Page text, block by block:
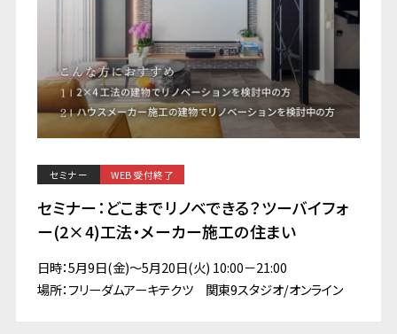
セミナー WEB受付終了
セミナー：どこまでリノベできる？ツーバイフォ
ー(2×4)工法・メーカー施工の住まい
日時：5月9日(金)～5月20日(火) 10:00－21:00
場所：フリーダムアーキテクツ 関東9スタジオ/オンライン